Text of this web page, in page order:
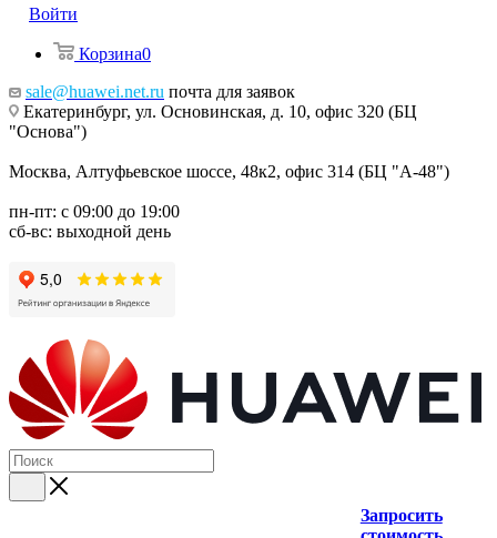
Войти
Корзина0
sale@huawei.net.ru почта для заявок
Екатеринбург, ул. Основинская, д. 10, офис 320 (БЦ
"Основа")
Москва, Алтуфьевское шоссе, 48к2, офис 314 (БЦ "А-48")
пн-пт: с 09:00 до 19:00
сб-вс: выходной день
Запросить